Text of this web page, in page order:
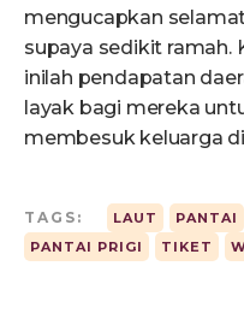
mengucapkan
supaya sedikit ramah.
inilah pendapatan
layak bagi mereka
membesuk keluarga
TAGS: LAUT PANTAI
PANTAI PRIGI
TIKET